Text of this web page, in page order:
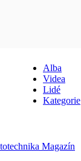
Alba
Videa
Lidé
Kategorie
Magazín